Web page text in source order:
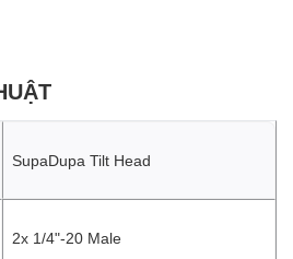
SupaDupa Tilt Head
2x 1/4"-20 Male